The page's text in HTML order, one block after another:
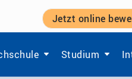
Jetzt online
von 'Aktuelles'.
Menü-Unterpunkte von
Studium
Zeige Menü-
Nordhausen